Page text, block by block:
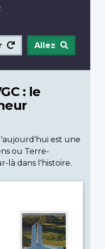
Allez
: le
est une
ou Terre-
là dans l'histoire.